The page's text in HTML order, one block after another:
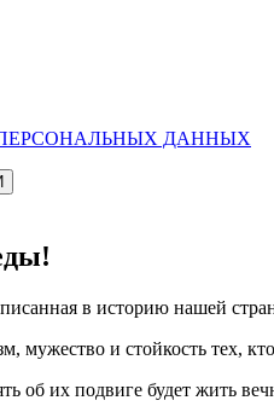
ДАННЫХ
в историю нашей
мужество и стойкость тех,
об их подвиге будет жить